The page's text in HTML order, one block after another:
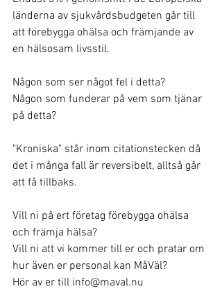
länderna av sjukvårdsbudgeten går till
att förebygga ohälsa och främjande av
en hälsosam livsstil.
Någon som ser något fel i detta?
Någon som funderar på vem som tjänar
på detta?
"Kroniska" står inom citationstecken då
det i många fall är reversibelt, alltså går
att få tillbaks.
Vill ni på ert företag förebygga ohälsa
och främja hälsa?
Vill ni att vi kommer till er och pratar om
hur även er personal kan MåVäl?
Hör av er till info@maval.nu